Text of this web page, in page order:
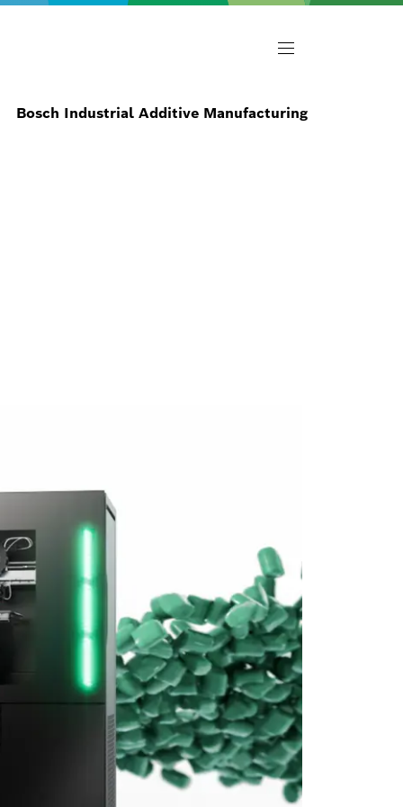
Bosch Industrial Additive Manufacturing